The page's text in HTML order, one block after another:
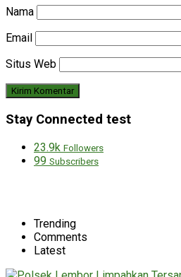
Nama
Email
Situs Web
Stay Connected test
23.9k Followers
99 Subscribers
Trending
Comments
Latest